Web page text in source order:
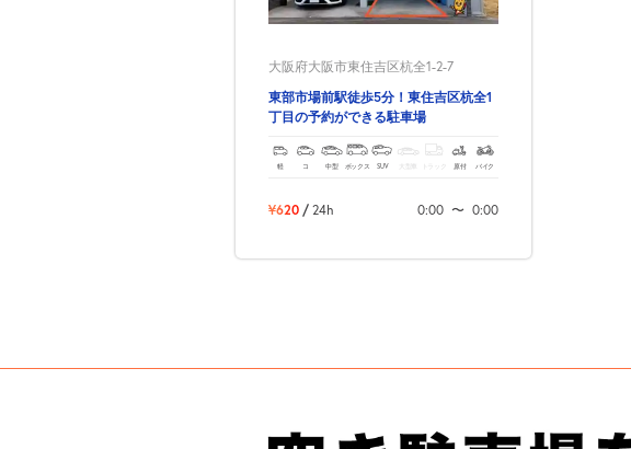
大阪府大阪市東住吉区杭全1-2-7
東部市場前駅徒歩5分！東住吉区杭全1
丁目の予約ができる駐車場
軽 コ 中型 ボックス SUV 大型車 トラック 原付 バイク
¥620 / 24h 0:00 〜 0:00